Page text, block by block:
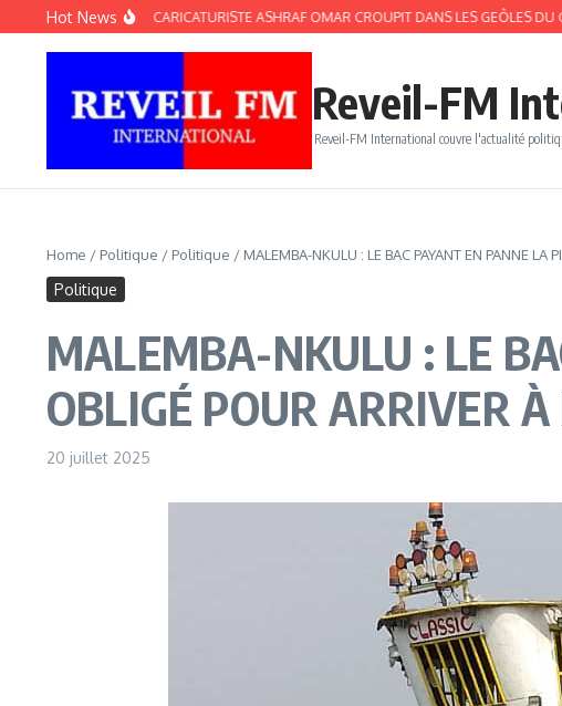
Aller au contenu
Hot News
: 2 ANS QUE LE CARICATURISTE ASHRAF OMAR CROUPIT DANS LES GEÔLES DU
Reveil-FM
Reveil-FM International couvre l'actualité
Home / Politique / Politique / MALEMBA-NKULU : LE BAC PAYANT EN PANNE
Politique
MALEMBA-NKULU : LE
OBLIGÉ POUR ARRIVER
20 juillet 2025